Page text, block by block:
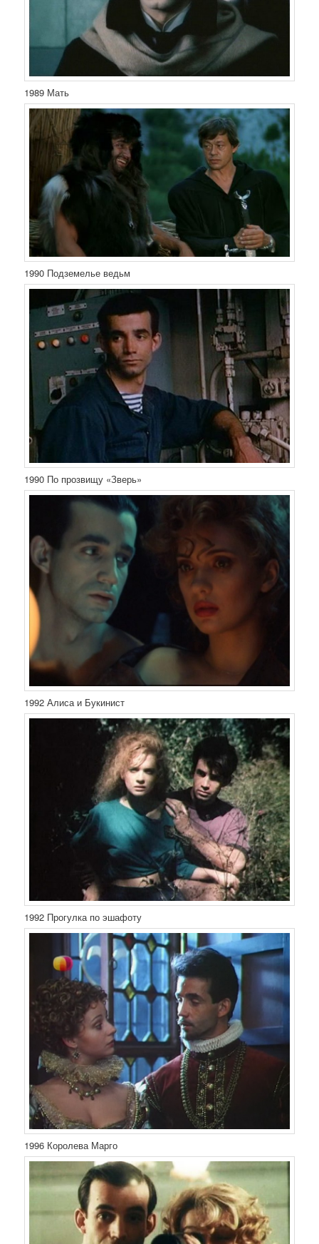
1989 Мать
1990 Подземелье ведьм
1990 По прозвищу «Зверь»
1992 Алиса и Букинист
1992 Прогулка по эшафоту
1996 Королева Марго